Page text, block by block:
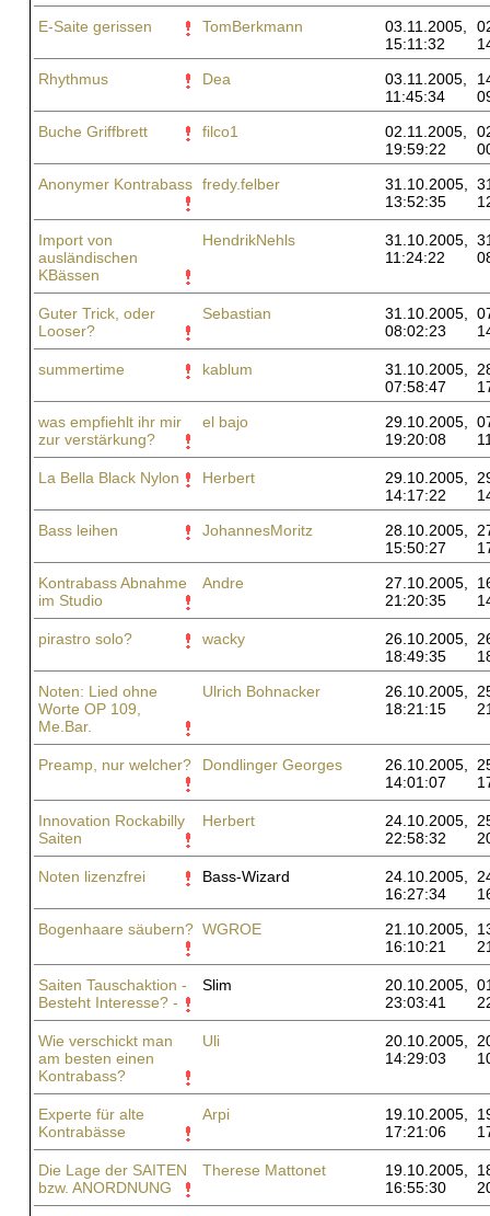
E-Saite gerissen TomBerkmann
03.11.2005,
15:11:32
Rhythmus
Dea
03.11.2005,
11:45:34
Buche Griffbrett
filco1
02.11.2005,
19:59:22
Anonymer Kontrabass fredy.felber
31.10.2005,
13:52:35
Import von
ausländischen
KBässen
HendrikNehls
31.10.2005,
11:24:22
Guter Trick, oder
Looser?
Sebastian
31.10.2005,
08:02:23
summertime kablum
31.10.2005,
07:58:47
was empfiehlt ihr mir
zur verstärkung?
el bajo
29.10.2005,
19:20:08
La Bella Black Nylon Herbert
29.10.2005,
14:17:22
Bass leihen
JohannesMoritz
28.10.2005,
15:50:27
Kontrabass Abnahme
im Studio
Andre
27.10.2005,
21:20:35
pirastro solo? wacky
26.10.2005,
18:49:35
Noten: Lied ohne
Worte OP 109,
Me.Bar.
Ulrich Bohnacker
26.10.2005,
18:21:15
Preamp, nur welcher? Dondlinger Georges
26.10.2005,
14:01:07
Innovation Rockabilly
Saiten
Herbert
24.10.2005,
22:58:32
Noten lizenzfrei Bass-Wizard
24.10.2005,
16:27:34
Bogenhaare säubern? WGROE
21.10.2005,
16:10:21
Saiten Tauschaktion -
Besteht Interesse? -
Slim
20.10.2005,
23:03:41
Wie verschickt man
am besten einen
Kontrabass?
Uli
20.10.2005,
14:29:03
Experte für alte
Kontrabässe
Arpi
19.10.2005,
17:21:06
Die Lage der SAITEN
bzw. ANORDNUNG
Therese Mattonet
19.10.2005,
16:55:30